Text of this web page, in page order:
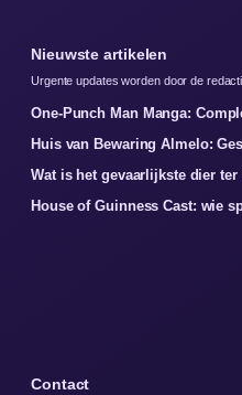
Nieuwste artikelen
Urgente updates worden door de
One-Punch Man Manga:
Huis van Bewaring Almelo:
Wat is het gevaarlijkste dier
House of Guinness Cast: wie
Contact